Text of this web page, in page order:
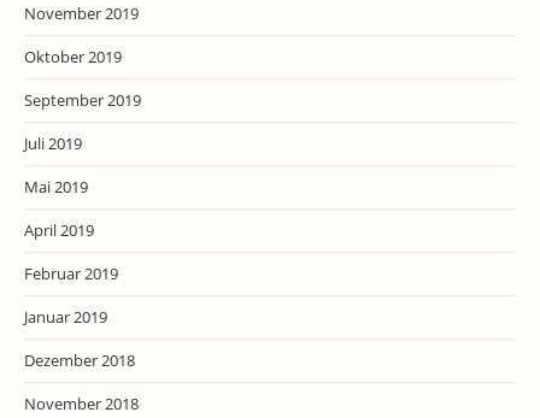
November 2019
Oktober 2019
September 2019
Juli 2019
Mai 2019
April 2019
Februar 2019
Januar 2019
Dezember 2018
November 2018